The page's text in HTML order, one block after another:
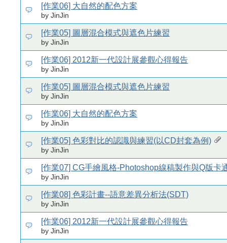
[作業06] 大自然的配色方案
by JinJin
[作業05] 圖層混合模式與遮色片練習
by JinJin
[作業06] 2012新一代設計展參觀心得報告
by JinJin
[作業05] 圖層混合模式與遮色片練習
by JinJin
[作業06] 大自然的配色方案
by JinJin
[作業05] 色彩對比的認識與練習(以CD封套為例)
by JinJin
[作業07] CG手繪風格-Photoshop線稿製作與Q版卡
by JinJin
[作業08] 色彩計畫--語意差異分析法(SDT)
by JinJin
[作業06] 2012新一代設計展參觀心得報告
by JinJin